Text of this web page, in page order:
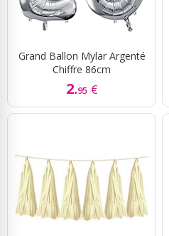
Grand Ballon Mylar Argenté
Chiffre 86cm
2.95 €